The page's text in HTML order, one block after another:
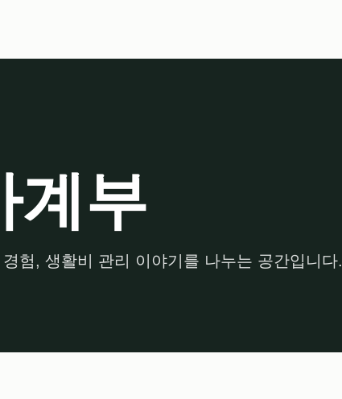
계부
험, 생활비 관리 이야기를 나누는 공간입니다.